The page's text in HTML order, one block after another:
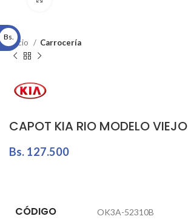
Inicio Carrocería
CAPOT KIA RIO MODELO VIEJO
Bs. 127.500
CÓDIGO OK3A-52310B
Bs.